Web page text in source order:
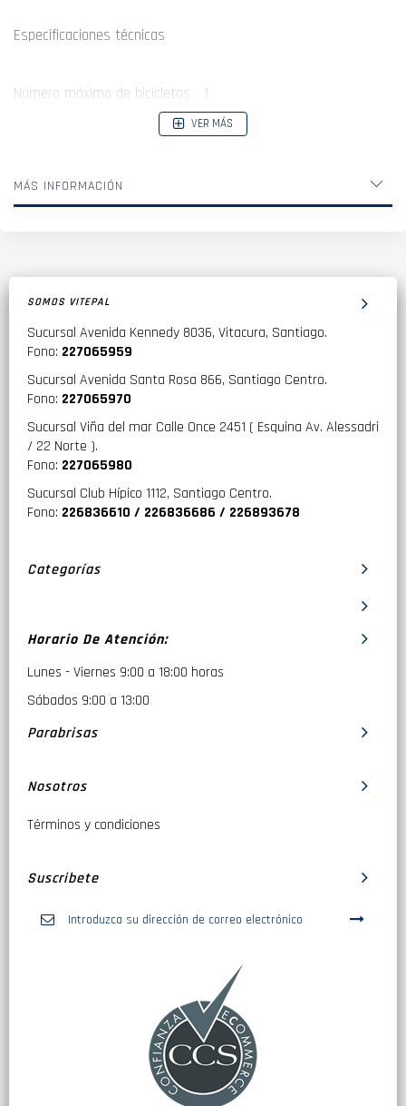
Especificaciones técnicas
Número máximo de bicicletas 1
Compatible con cuadros de carbono ✓
Con seguro para fijar la bicicleta al soporte ✓ Se requiere
VER MÁS
MÁS INFORMACIÓN
SOMOS VITEPAL
Sucursal Avenida Kennedy 8036, Vitacura, Santiago.
Fono: 227065959
Sucursal Avenida Santa Rosa 866, Santiago Centro.
Fono: 227065970
Sucursal Viña del mar Calle Once 2451 ( Esquina Av. Alessadri
/ 22 Norte ).
Fono: 227065980
Sucursal Club Hípico 1112, Santiago Centro.
Fono: 226836610 / 226836686 / 226893678
Categorías
Horario De Atención:
Lunes - Viernes 9:00 a 18:00 horas
Sábados 9:00 a 13:00
Parabrisas
Nosotros
Términos y condiciones
Suscribete